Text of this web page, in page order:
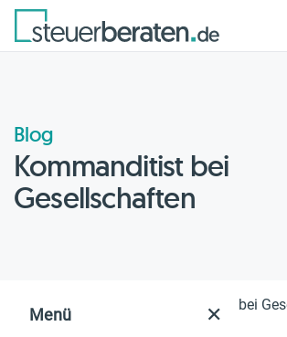
Menü ✕
Blog
Kommanditist bei
Gesellschaften
Home Kommanditist bei